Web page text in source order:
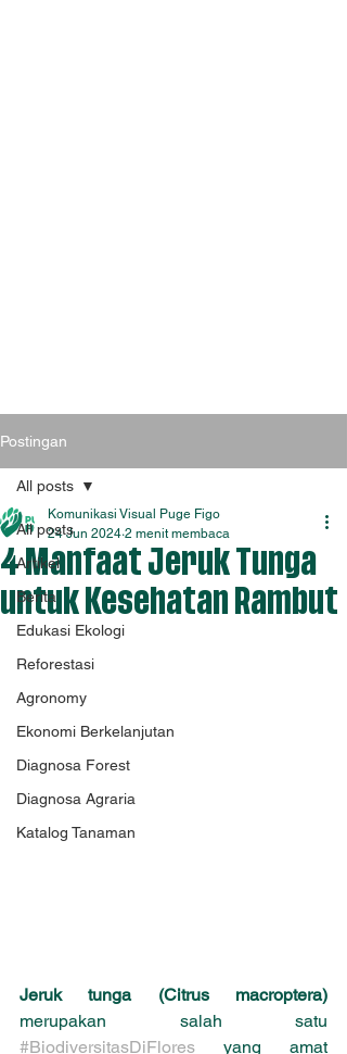
Postingan
All posts
Artikel
Berita
Edukasi Ekologi
Reforestasi
Agronomy
Ekonomi Berkelanjutan
Diagnosa Forest
Diagnosa Agraria
Katalog Tanaman
All posts
4 Manfaat Jeruk Tunga
untuk Kesehatan Rambut
Komunikasi Visual Puge Figo
24 Jun 2024 2 menit membaca
Jeruk tunga (Citrus macroptera)
#BiodiversitasDiFlores yang amat